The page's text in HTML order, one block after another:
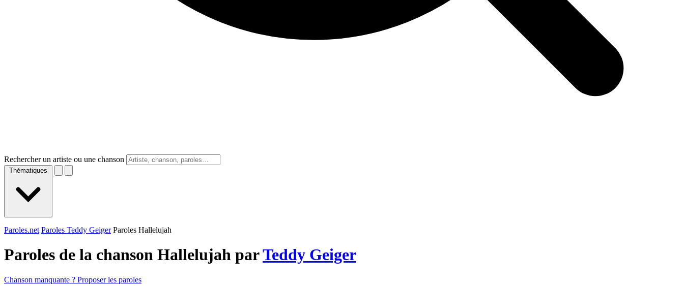
Rechercher un artiste ou une chanson
Thématiques
Paroles.net Paroles Teddy Geiger Paroles Hallelujah
Paroles de la chanson Hallelujah parTeddy Geiger
Chanson manquante ? Proposer les paroles